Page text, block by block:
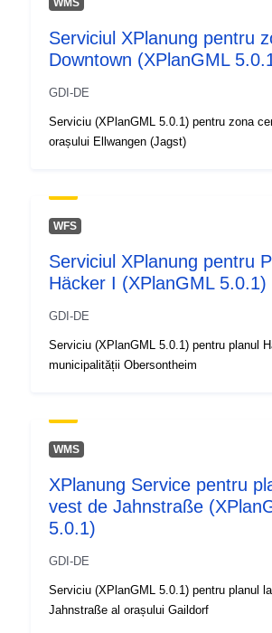
48.9649465 ], [ 10.2645012,
48.9635227 ], [ 10.2614263,
Tip:
WMS
Serviciul XPlanung pentru
Downtown (XPlanGML
GDI-DE
Serviciu (XPlanGML 5.0.1) pentru zona
orașului Ellwangen (Jagst)
WFS
Serviciul XPlanung pentru
Häcker I (XPlanGML 5.0.1)
GDI-DE
Serviciu (XPlanGML 5.0.1) pentru planul
municipalității Obersontheim
WMS
XPlanung Service pentru
vest de Jahnstraße
5.0.1)
GDI-DE
Serviciu (XPlanGML 5.0.1) pentru planul
Jahnstraße al orașului Gaildorf